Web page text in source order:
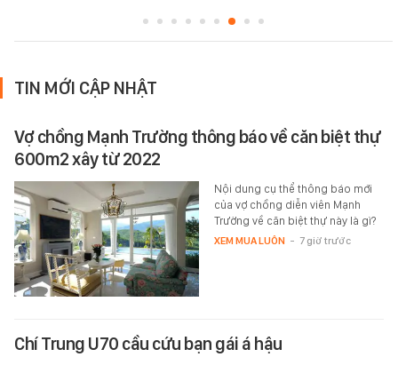
TIN MỚI CẬP NHẬT
Vợ chồng Mạnh Trường thông báo về căn biệt thự
600m2 xây từ 2022
Nội dung cụ thể thông báo mới
của vợ chồng diễn viên Mạnh
Trường về căn biệt thự này là gì?
XEM MUA LUÔN - 7 giờ trước
Chí Trung U70 cầu cứu bạn gái á hậu